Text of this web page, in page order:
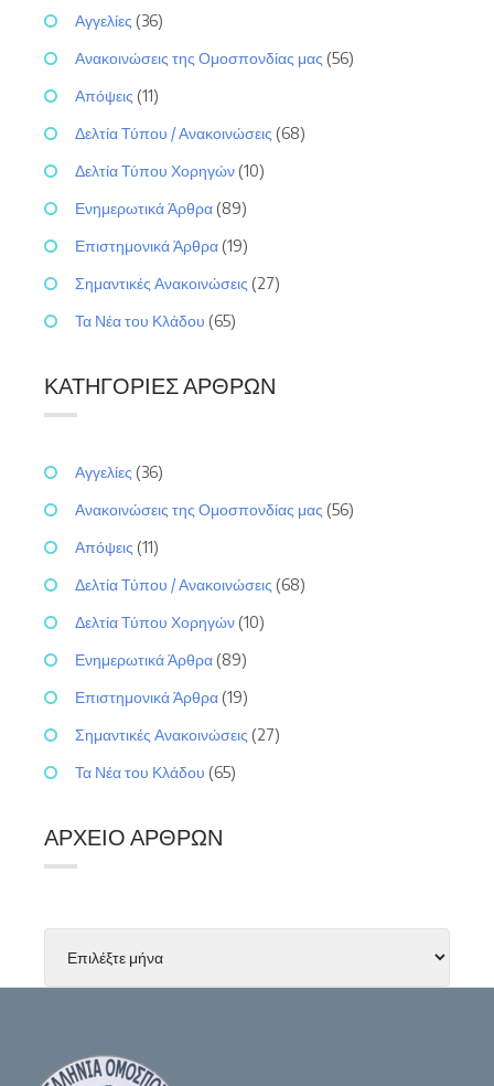
Αγγελίες (36)
Ανακοινώσεις της Ομοσπονδίας μας (56)
Απόψεις (11)
Δελτία Τύπου / Ανακοινώσεις (68)
Δελτία Τύπου Χορηγών (10)
Ενημερωτικά Άρθρα (89)
Επιστημονικά Άρθρα (19)
Σημαντικές Ανακοινώσεις (27)
Τα Νέα του Κλάδου (65)
ΚΑΤΗΓΟΡΊΕΣ ΆΡΘΡΩΝ
Αγγελίες (36)
Ανακοινώσεις της Ομοσπονδίας μας (56)
Απόψεις (11)
Δελτία Τύπου / Ανακοινώσεις (68)
Δελτία Τύπου Χορηγών (10)
Ενημερωτικά Άρθρα (89)
Επιστημονικά Άρθρα (19)
Σημαντικές Ανακοινώσεις (27)
Τα Νέα του Κλάδου (65)
ΑΡΧΕΊΟ ΆΡΘΡΩΝ